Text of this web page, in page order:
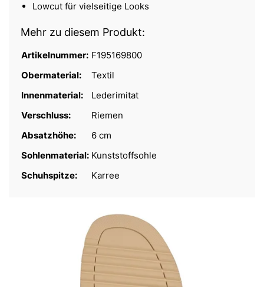
Lowcut für vielseitige Looks
Mehr zu diesem Produkt:
Artikelnummer: F195169800
Obermaterial:
Textil
Innenmaterial:
Lederimitat
Verschluss:
Riemen
Absatzhöhe:
6 cm
Sohlenmaterial: Kunststoffsohle
Schuhspitze:
Karree